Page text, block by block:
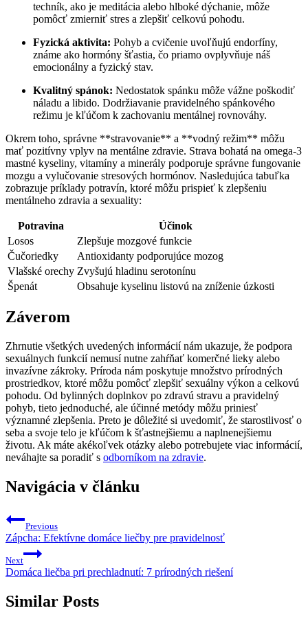
techník, ako je meditácia alebo hlboké dýchanie, môže
pomôcť zmierniť stres a zlepšiť celkovú pohodu.
Fyzická aktivita: Pohyb a cvičenie uvoľňujú endorfíny,
známe ako hormóny šťastia, čo priamo ovplyvňuje náš
emocionálny a fyzický stav.
Kvalitný spánok: Nedostatok spánku môže vážne poškodiť
náladu a libido. Dodržiavanie pravidelného spánkového
režimu je kľúčom k zachovaniu mentálnej rovnováhy.
Okrem toho, správne **stravovanie** a **vodný režim** môžu
mať pozitívny vplyv na mentálne zdravie. Strava bohatá na omega-3
mastné kyseliny, vitamíny a minerály podporuje správne fungovanie
mozgu a vylučovanie stresových hormónov. Nasledujúca tabuľka
zobrazuje príklady potravín, ktoré môžu prispieť k zlepšeniu
mentálneho zdravia a sexuality:
Potravina
Účinok
Losos
Zlepšuje mozgové funkcie
Čučoriedky
Antioxidanty podporujúce mozog
Vlašské orechy Zvyšujú hladinu serotonínu
Špenát
Obsahuje kyselinu listovú na zníženie úzkosti
Záverom
Zhrnutie všetkých uvedených informácií nám ukazuje, že podpora
sexuálnych funkcií nemusí nutne zahŕňať komerčné lieky alebo
invazívne zákroky. Príroda nám poskytuje množstvo prírodných
prostriedkov, ktoré môžu pomôcť zlepšiť sexuálny výkon a celkovú
pohodu. Od bylinných doplnkov po zdravú stravu a pravidelný
pohyb, tieto jednoduché, ale účinné metódy môžu priniesť
významné zlepšenia. Preto je dôležité si uvedomiť, že starostlivosť o
seba a svoje telo je kľúčom k šťastnejšiemu a naplnenejšiemu
životu. Ak máte akékoľvek otázky alebo potrebujete viac informácií,
neváhajte sa poradiť s odborníkom na zdravie.
Navigácia v článku
Previous
Zápcha: Efektívne domáce liečby pre pravidelnosť
Next
Domáca liečba pri prechladnutí: 7 prírodných riešení
Similar Posts